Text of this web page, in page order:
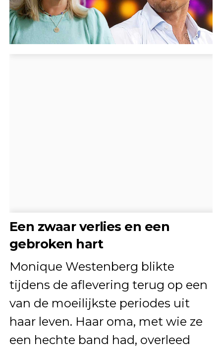
Een zwaar verlies en een
gebroken hart
Monique Westenberg blikte
tijdens de aflevering terug op een
van de moeilijkste periodes uit
haar leven. Haar oma, met wie ze
een hechte band had, overleed